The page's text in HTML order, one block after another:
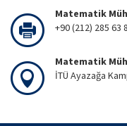
Matematik
+90 (212) 285 63
Matematik
İTÜ Ayazağa